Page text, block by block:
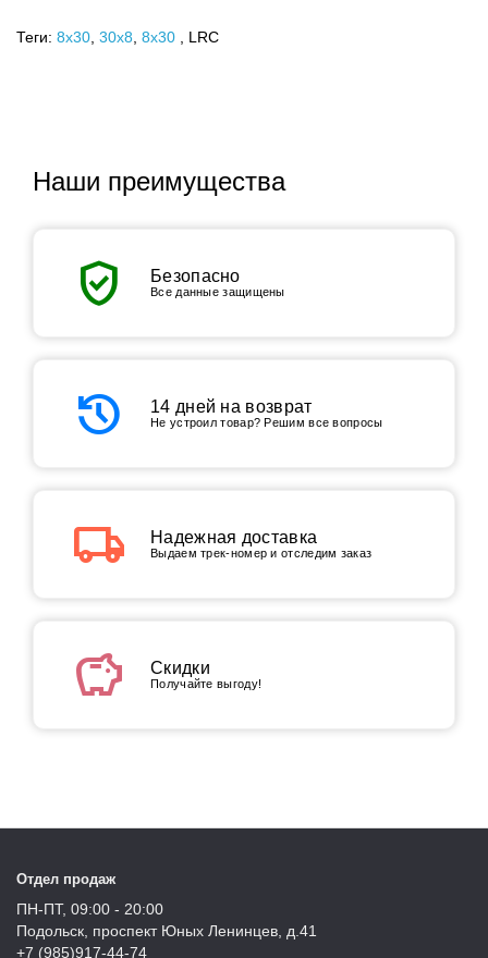
Теги: 8x30, 30х8, 8х30 , LRC
Наши преимущества
verified_user Безопасно
Все данные защищены
history 14 дней на возврат
Не устроил товар? Решим все вопросы
local_shipping Надежная доставка
Выдаем трек-номер и отследим заказ
savings Скидки
Получайте выгоду!
Отдел продаж
ПН-ПТ, 09:00 - 20:00
Подольск, проспект Юных Ленинцев, д.41
+7 (985)917-44-74